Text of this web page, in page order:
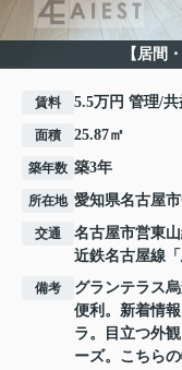
【居間
賃料 5.5万円 管理/共
面積 25.87㎡
築年数 築3年
所在地 愛知県名古屋
交通 名古屋市営東
近鉄名古屋線 「
備考
グランテラス
便利。新着情
ラ。目立つ外
ーズ。こちら